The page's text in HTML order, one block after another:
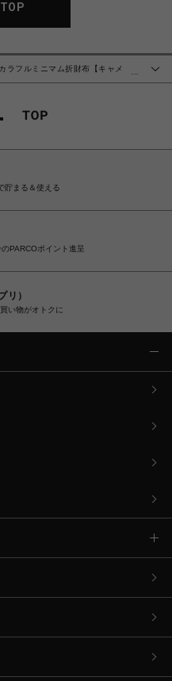
カラフルミニマム折財布【キャメ
貯まる＆使える
PARCOポイント進呈
リ）
い物がオトクに